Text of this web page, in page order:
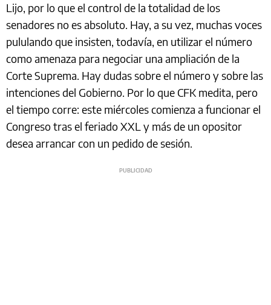
Lijo, por lo que el control de la totalidad de los
senadores no es absoluto. Hay, a su vez, muchas voces
pululando que insisten, todavía, en utilizar el número
como amenaza para negociar una ampliación de la
Corte Suprema. Hay dudas sobre el número y sobre las
intenciones del Gobierno. Por lo que CFK medita, pero
el tiempo corre: este miércoles comienza a funcionar el
Congreso tras el feriado XXL y más de un opositor
desea arrancar con un pedido de sesión.